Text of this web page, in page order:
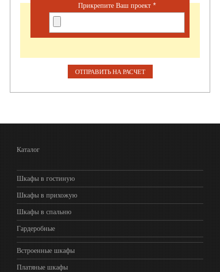
Прикрепите Ваш проект *
Каталог
Шкафы в гостиную
Шкафы в прихожую
Шкафы в спальню
Гардеробные
Встроенные шкафы
Платяные шкафы